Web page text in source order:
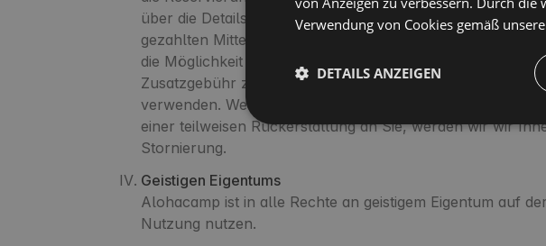
über die Details zu den Regeln für die Stornierung des
gezahlten Mittel zurückzusetzen. Für eine Rückgabe
die Möglichkeit vorgesehen hat die Buchung ohne
Zusatzgebühr zurückerstatten. Wir werden die gleiche
verwenden. Wenn der Gastgeber in den
einer teilweisen Rückerstattung an Sie, werden wir wir
Stornierung.
Geistigen Eigentums
Alohacamp ist in alle Rechte an geistigem Eigentum auf
Nutzung nutzen.
Verwendung von Cookies gemäß
DETAILS ANZEIGEN